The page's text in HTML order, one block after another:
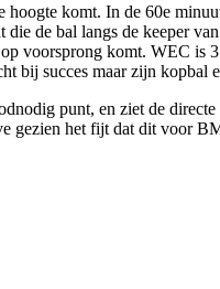
komt. In de 60e
de bal langs de keeper
voorsprong komt. WEC is
bij succes maar zijn kopbal
punt, en ziet de
het fijt dat dit voor